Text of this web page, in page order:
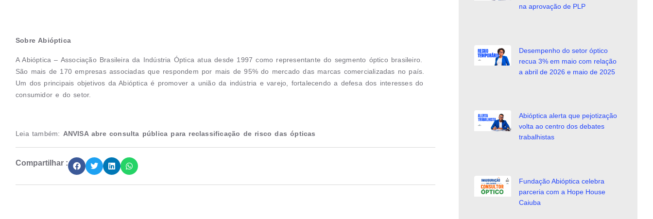
Sobre Abióptica
A Abióptica – Associação Brasileira da Indústria Óptica atua desde 1997 como representante do segmento óptico brasileiro.
São mais de 170 empresas associadas que respondem por mais de 95% do mercado das marcas comercializadas no país.
Um dos principais objetivos da Abióptica é promover a união da indústria e varejo, fortalecendo a defesa dos interesses do
consumidor e do setor.
Leia também: ANVISA abre consulta pública para reclassificação de risco das ópticas
Compartilhar :
na aprovação de PLP
Desempenho do setor óptico
recua 3% em maio com relação
a abril de 2026 e maio de 2025
Abióptica alerta que pejotização
volta ao centro dos debates
trabalhistas
Fundação Abióptica celebra
parceria com a Hope House
Caiuba